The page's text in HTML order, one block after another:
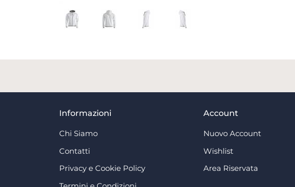
Informazioni
Chi Siamo
Contatti
Privacy e Cookie Policy
Account
Nuovo Account
Wishlist
Area Riservata